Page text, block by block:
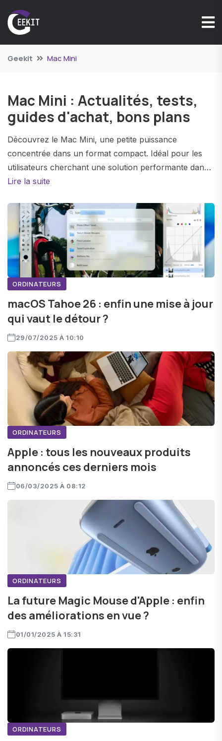
Geekit Mac Mini
Mac Mini : Actualités, tests,
guides d'achat, bons plans
Découvrez le Mac Mini, une petite puissance
concentrée dans un format compact. Idéal pour les
utilisateurs cherchant une solution performante dans
un espace réduit. Explorez les dernières versions,
le Mac Mini dans votre quotidien numérique.
Lire la suite
ORDINATEURS
macOS Tahoe 26 : enfin une mise à jour
qui vaut le détour ?
29/07/2025 À 10:10
ORDINATEURS
Apple : tous les nouveaux produits
annoncés ces derniers mois
06/03/2025 À 08:12
ORDINATEURS
La future Magic Mouse d'Apple : enfin
des améliorations en vue ?
01/01/2025 À 15:31
ORDINATEURS